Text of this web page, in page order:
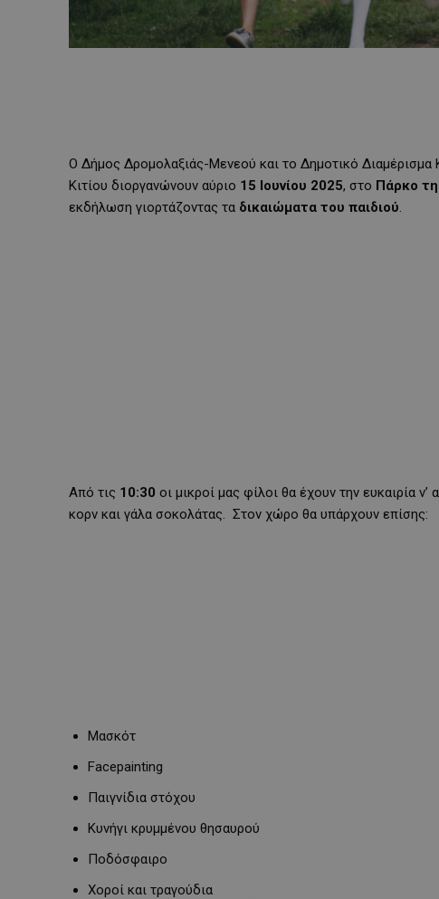
Ο Δήμος Δρομολαξιάς-Μενεού και το Δημοτικό Διαμέρισμα
Κιτίου διοργανώνουν αύριο 15 Ιουνίου 2025, στο Πάρκο
εκδήλωση γιορτάζοντας τα δικαιώματα του παιδιού.
Από τις 10:30 οι μικροί μας φίλοι θα έχουν την ευκαιρία ν’
κορν και γάλα σοκολάτας. Στον χώρο θα υπάρχουν επίσης:
Μασκότ
Facepainting
Παιγνίδια στόχου
Κυνήγι κρυμμένου θησαυρού
Ποδόσφαιρο
Χοροί και τραγούδια